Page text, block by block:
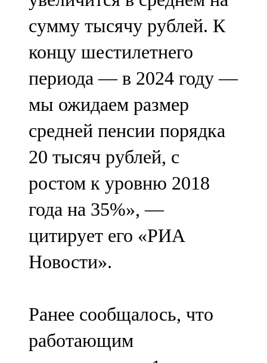
107,7 FM
Чистай
103,0 FM
Чүпрәле
91,0 FM
Шәмәрдән
102,3 FM
Яңа чишмә
107,0 FM
Яр Чаллы
105,5 FM
сумму тысячу рублей. К
концу шестилетнего
периода — в 2024 году —
мы ожидаем размер
средней пенсии порядка
20 тысяч рублей, с
ростом к уровню 2018
года на 35%», —
цитирует его «РИА
Новости».
Ранее сообщалось, что
работающим